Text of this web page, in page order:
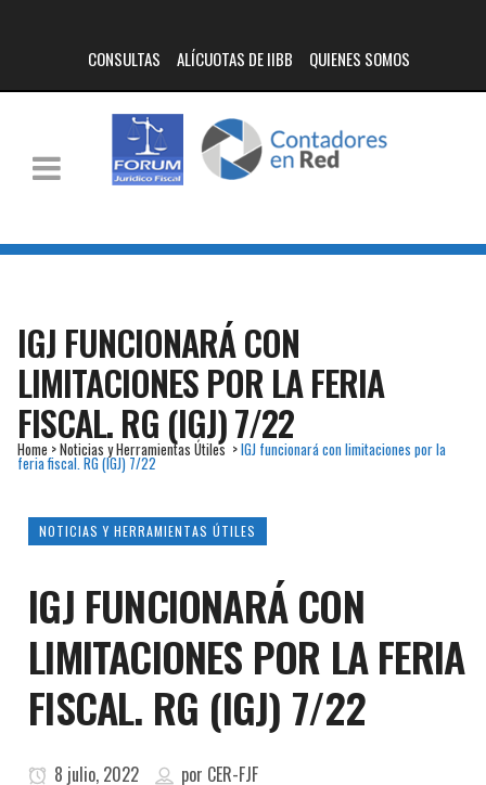
CONSULTAS ALÍCUOTAS DE IIBB QUIENES SOMOS
IGJ FUNCIONARÁ CON
LIMITACIONES POR LA FERIA
FISCAL. RG (IGJ) 7/22
Home >Noticias y Herramientas Útiles >IGJ funcionará con limitaciones por la
feria fiscal. RG (IGJ) 7/22
NOTICIAS Y HERRAMIENTAS ÚTILES
IGJ FUNCIONARÁ CON
LIMITACIONES POR LA FERIA
FISCAL. RG (IGJ) 7/22
8 julio, 2022 por CER-FJF